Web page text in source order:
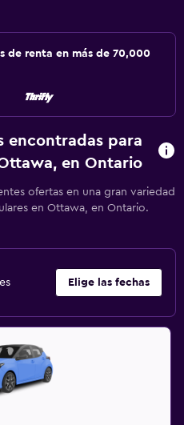
de renta en más de 70,000
encontradas para
en Ontario
ofertas en una gran variedad
en Ottawa, en Ontario.
Elige las fechas